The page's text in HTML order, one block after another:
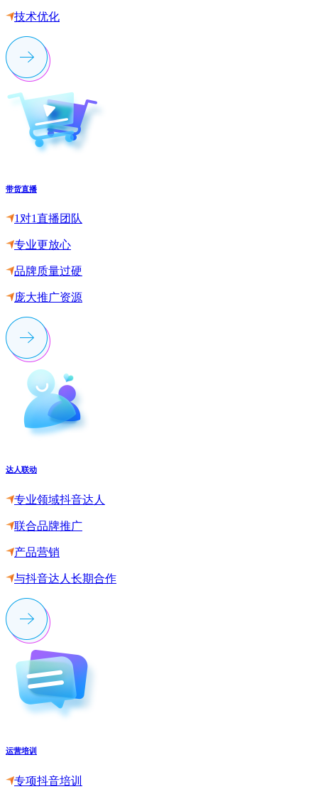
技术优化
带货直播
1对1直播团队
专业更放心
品牌质量过硬
庞大推广资源
达人联动
专业领域抖音达人
联合品牌推广
产品营销
与抖音达人长期合作
运营培训
专项抖音培训